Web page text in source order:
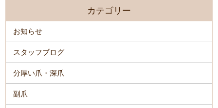
カテゴリー
お知らせ
スタッフブログ
分厚い爪・深爪
副爪